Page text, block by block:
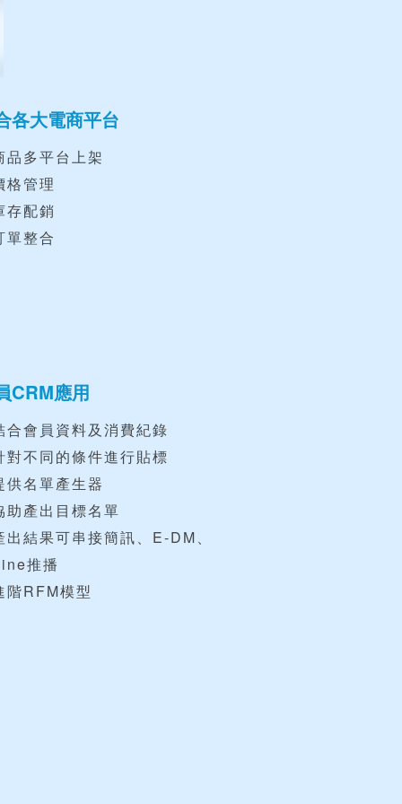
各大電商平台
品多平台上架
格管理
存配銷
單整合
CRM應用
合會員資料及消費紀錄
對不同的條件進行貼標
供名單產生器
助產出目標名單
出結果可串接簡訊、E-DM、
推播
階RFM模型